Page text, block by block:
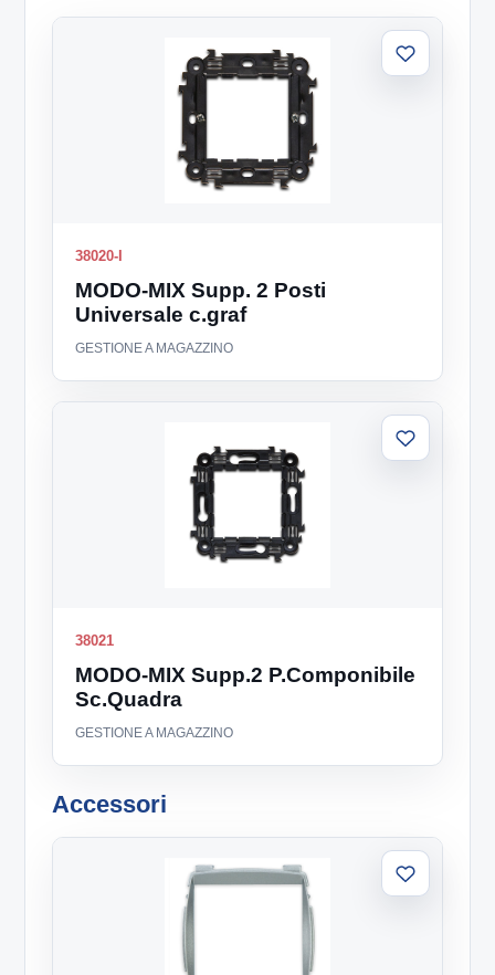
38020-I
MODO-MIX Supp. 2 Posti
Universale c.graf
GESTIONE A MAGAZZINO
Aggiungi
alla
38021
MODO-MIX Supp.2 P.Componibile
Sc.Quadra
GESTIONE A MAGAZZINO
Aggiungi
alla
Accessori
Aggiungi
alla